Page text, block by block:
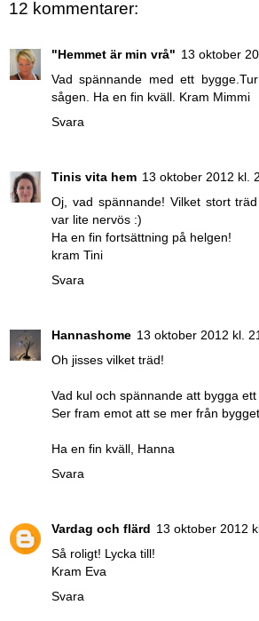
12 kommentarer:
"Hemmet är min vrå" 13 oktober
Vad spännande med ett
sågen. Ha en fin kväll. Kram Mimmi
Svara
Tinis vita hem 13 oktober 2012 kl.
Oj, vad spännande! Vilket stort
var lite nervös :)
Ha en fin fortsättning på helgen!
kram Tini
Svara
Hannashome 13 oktober 2012 kl.
Oh jisses vilket träd!
Vad kul och spännande att bygga ett
Ser fram emot att se mer från
Ha en fin kväll, Hanna
Svara
Vardag och flärd 13 oktober 2012
Så roligt! Lycka till!
Kram Eva
Svara